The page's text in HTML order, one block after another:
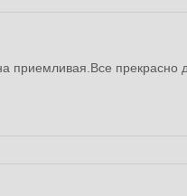
приемливая.Все прекрасно